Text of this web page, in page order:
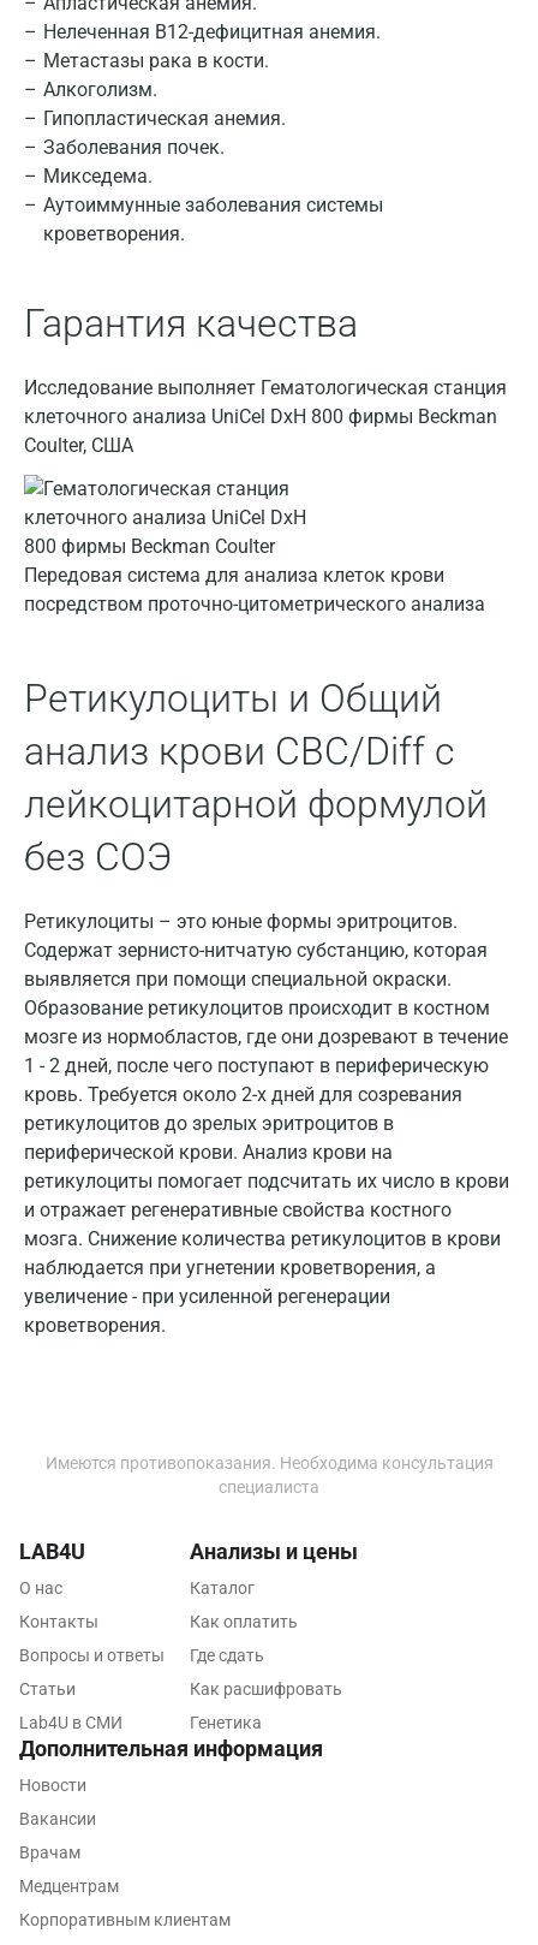
Нелеченная B12-дефицитная анемия.
Метастазы рака в кости.
Алкоголизм.
Гипопластическая анемия.
Заболевания почек.
Микседема.
Аутоиммунные заболевания системы
кроветворения.
Гарантия качества
Исследование выполняет Гематологическая станция
клеточного анализа UniCel DxH 800 фирмы Beckman
Coulter, США
Передовая система для анализа клеток крови
посредством проточно-цитометрического анализа
Ретикулоциты и Общий
анализ крови CBC/Diff с
лейкоцитарной формулой
без СОЭ
Ретикулоциты – это юные формы эритроцитов.
Содержат зернисто-нитчатую субстанцию, которая
выявляется при помощи специальной окраски.
Образование ретикулоцитов происходит в костном
мозге из нормобластов, где они дозревают в течение
1 - 2 дней, после чего поступают в периферическую
кровь. Требуется около 2-х дней для созревания
ретикулоцитов до зрелых эритроцитов в
периферической крови. Анализ крови на
ретикулоциты помогает подсчитать их число в крови
и отражает регенеративные свойства костного
мозга. Снижение количества ретикулоцитов в крови
наблюдается при угнетении кроветворения, а
увеличение - при усиленной регенерации
кроветворения.
Голубое
Дзержинск
Дмитров
Долгопрудный
Екатеринбург
Звенигород
Иваново
Ивантеевка
Ижевск
Йошкар-Ола
Калининград
Калуга
Кемерово
Коломна
Королев
Кострома
Котельники
Красногорск
Краснодар
Красноярск
Курск
Лабинск
Мурино
Мытищи
Набережные Челны
Наро-Фоминск
Нижневартовск
Нижнекамск
Новороссийск
Имеются противопоказания. Необходима консультация
специалиста
LAB4U
О нас
Контакты
Вопросы и ответы
Статьи
Lab4U в СМИ
Анализы и цены
Каталог
Как оплатить
Где сдать
Как расшифровать
Генетика
Дополнительная информация
Новости
Вакансии
Врачам
Медцентрам
Корпоративным клиентам